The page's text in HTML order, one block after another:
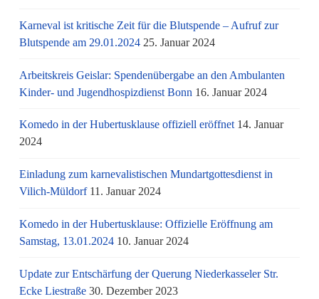
Karneval ist kritische Zeit für die Blutspende – Aufruf zur
Blutspende am 29.01.2024 25. Januar 2024
Arbeitskreis Geislar: Spendenübergabe an den Ambulanten
Kinder- und Jugendhospizdienst Bonn 16. Januar 2024
Komedo in der Hubertusklause offiziell eröffnet 14. Januar
2024
Einladung zum karnevalistischen Mundartgottesdienst in
Vilich-Müldorf 11. Januar 2024
Komedo in der Hubertusklause: Offizielle Eröffnung am
Samstag, 13.01.2024 10. Januar 2024
Update zur Entschärfung der Querung Niederkasseler Str.
Ecke Liestraße 30. Dezember 2023